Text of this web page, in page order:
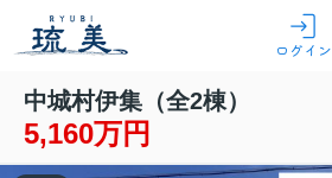
ログイン
中城村伊集（全2棟）
5,160万円